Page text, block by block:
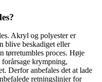
Akryl og polyester er
blive beskadiget eller
tørretumbles proces. Høje
krympning,
Derfor anbefales det at lade
retningslinjer for